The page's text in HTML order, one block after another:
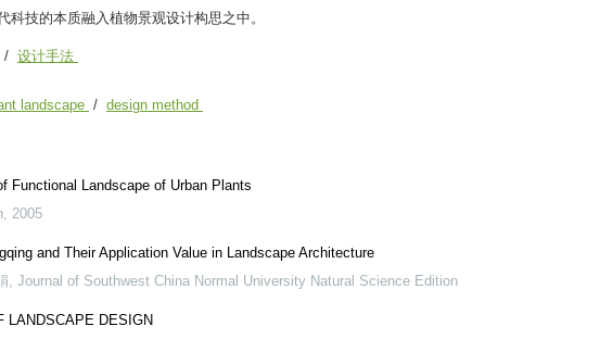
科技的本质融入植物景观设计构思之中。
/ 设计手法
landscape / design method
Functional Landscape of Urban Plants
, 2005
and Their Application Value in Landscape Architecture
, Journal of Southwest China Normal University Natural Science Edition
LANDSCAPE DESIGN